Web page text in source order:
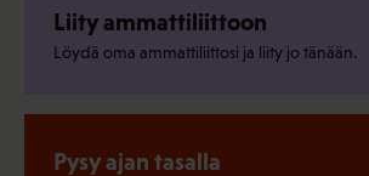
Liity ammattiliittoon
Löydä oma ammattiliittosi ja liity jo tänään.
Pysy ajan tasalla